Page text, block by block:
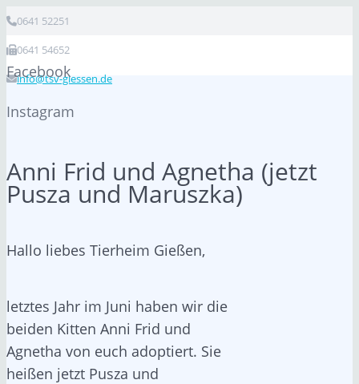
0641 52251
0641 54652
info@tsv-giessen.de
Facebook
Instagram
Anni Frid und Agnetha (jetzt
Pusza und Maruszka)
Hallo liebes Tierheim Gießen,
letztes Jahr im Juni haben wir die
beiden Kitten Anni Frid und
Agnetha von euch adoptiert. Sie
heißen jetzt Pusza und